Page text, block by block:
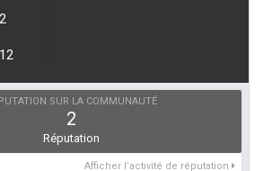
SUR LA COMMUNAUTÉ
2
Réputation
Afficher l’activité de réputation